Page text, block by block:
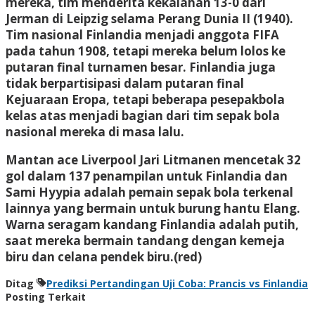
Jerman di Leipzig selama Perang Dunia II (1940).
Tim nasional Finlandia menjadi anggota FIFA
pada tahun 1908, tetapi mereka belum lolos ke
putaran final turnamen besar. Finlandia juga
tidak berpartisipasi dalam putaran final
Kejuaraan Eropa, tetapi beberapa pesepakbola
kelas atas menjadi bagian dari tim sepak bola
nasional mereka di masa lalu.
Mantan ace Liverpool Jari Litmanen mencetak 32
gol dalam 137 penampilan untuk Finlandia dan
Sami Hyypia adalah pemain sepak bola terkenal
lainnya yang bermain untuk burung hantu Elang.
Warna seragam kandang Finlandia adalah putih,
saat mereka bermain tandang dengan kemeja
biru dan celana pendek biru.(red)
Ditag
Prediksi Pertandingan Uji Coba: Prancis vs Finlandia
Posting Terkait